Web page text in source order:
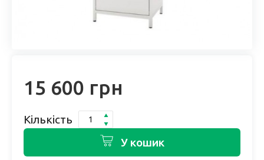
15 600 грн
Кількість
У кошик